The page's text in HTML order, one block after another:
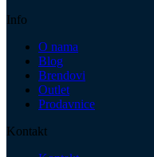
Info
O nama
Blog
Brendovi
Outlet
Prodavnice
Kontakt